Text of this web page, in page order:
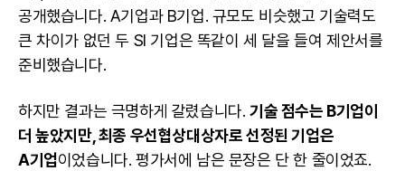
공개했습니다. A기업과 B기업. 규모도 비슷했고 기술력도
큰 차이가 없던 두 SI 기업은 똑같이 세 달을 들여 제안서를
준비했습니다.
하지만 결과는 극명하게 갈렸습니다. 기술 점수는 B기업이
더 높았지만, 최종 우선협상대상자로 선정된 기업은
A기업이었습니다. 평가서에 남은 문장은 단 한 줄이었죠.